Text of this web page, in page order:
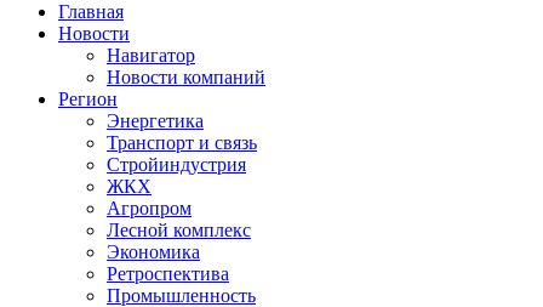
Главная
Новости
Навигатор
Новости компаний
Регион
Энергетика
Транспорт и связь
Стройиндустрия
ЖКХ
Агропром
Лесной комплекс
Экономика
Ретроспектива
Промышленность